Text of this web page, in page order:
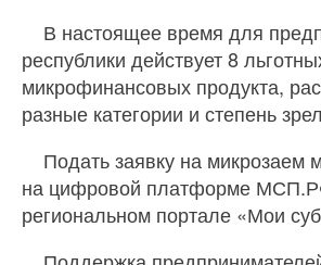
В настоящее время для
республики действует 8
микрофинансовых продукта,
разные категории и степень
Подать заявку на микрозаем
на цифровой платформе
региональном портале «Мои